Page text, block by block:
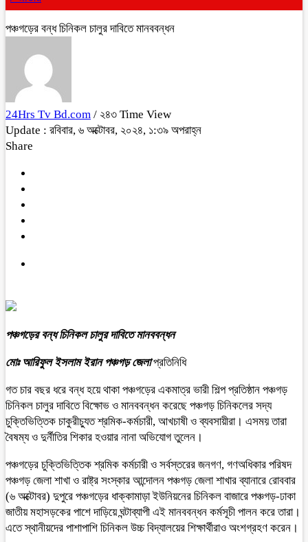
পঞ্চগড়ের বন্ধ চিনিকল চালুর দাবিতে মানববন্ধন
24Hrs Tv Bd.com / ২৪৩ Time View
Update : রবিবার, ৬ অক্টোবর, ২০২৪, ১:৩৯ অপরাহ্ন
Share
পঞ্চগড়ের বন্ধ চিনিকল চালুর দাবিতে মানববন্ধন
মোঃ আরিফুল ইসলাম ইরান পঞ্চগড় জেলাপ্রতিনিধি
গত চার বছর ধরে বন্ধ হয়ে থাকা পঞ্চগড়ের একমাত্র ভারী শিল্প প্রতিষ্ঠান পঞ্চগড়
চিনিকল চালুর দাবিতে বিক্ষোভ ও মানববন্ধন করেছে পঞ্চগড় চিনিকলের সদ্য
চুক্তিভিত্তিক চাকুরীচ্যুত শ্রমিক-কর্মচারী, আখচাষী ও ব্যবসায়ীরা। এসময় তারা
বৈষম্য ও দুর্নীতির শিকার হওয়ার নানা অভিযোগ তুলেন।
পঞ্চগড়ের চুক্তিভিত্তিক শ্রমিক কর্মচারী ও সর্বস্তরের জনগণ, গণঅধিকার পরিষদ
পঞ্চগড় জেলা শাখা ও রাষ্ট্র সংস্কার আন্দোলন পঞ্চগড় জেলা শাখার ব্যানারে রোববার
(৬ অক্টোবর) দুপুরে পঞ্চগড়ের ধাক্কামাড়া ইউনিয়নের চিনিকল বাজারে পঞ্চগড়-ঢাকা
জাতীয় মহাসড়কের পাশে দাড়িয়ে ঘন্টাব্যাপী এই মানববন্ধন কর্মসূচী পালন করে তারা।
এতে স্থানীয়দের পাশাপাশি চিনিকল উচ্চ বিদ্যালয়ের শিক্ষার্থীরাও অংশগ্রহণ করেন।